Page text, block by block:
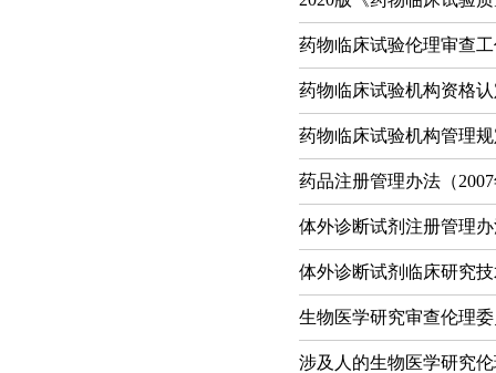
药物临床试验伦理审查
药物临床试验机构资格
药物临床试验机构管理
药品注册管理办法（
体外诊断试剂注册管理
体外诊断试剂临床研究
生物医学研究审查伦理
涉及人的生物医学研究